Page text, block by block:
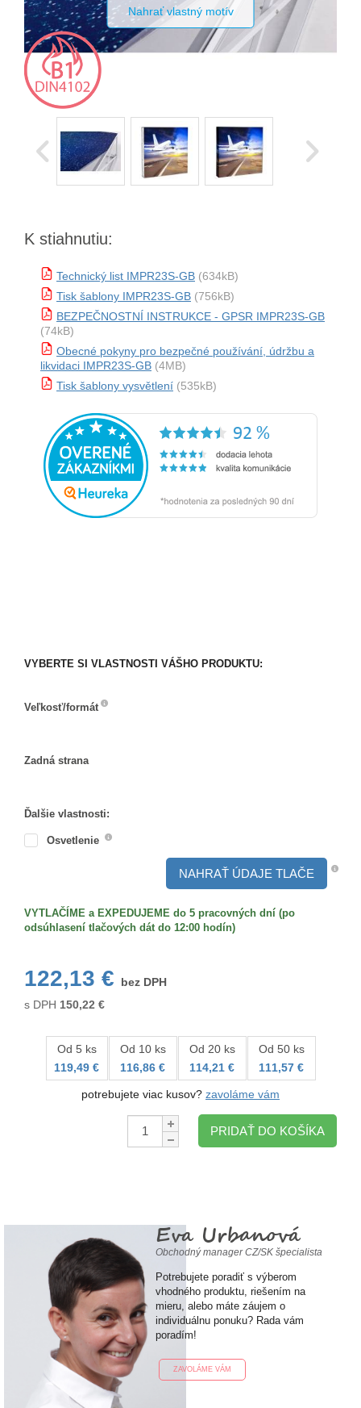
Nahrať vlastný motív
K stiahnutiu:
Technický list IMPR23S-GB (634kB)
Tisk šablony IMPR23S-GB (756kB)
BEZPEČNOSTNÍ INSTRUKCE - GPSR IMPR23S-GB
(74kB)
Obecné pokyny pro bezpečné používání, údržbu a
likvidaci IMPR23S-GB (4MB)
Tisk šablony vysvětlení (535kB)
VYBERTE SI VLASTNOSTI VÁŠHO PRODUKTU:
Veľkosť/formát
Zadná strana
strana
Ďalšie vlastnosti:
Osvetlenie
NAHRAŤ ÚDAJE TLAČE
VYTLAČÍME a EXPEDUJEME do 5 pracovných dní (po
odsúhlasení tlačových dát do 12:00 hodín)
122,13 €
bez DPH
s DPH 150,22 €
Od 5 ks
119,49 €
Od 10 ks
116,86 €
Od 20 ks
114,21 €
Od 50 ks
111,57 €
potrebujete viac kusov? zavoláme vám
Množstvo:
PRIDAŤ DO KOŠÍKA
Eva Urbanová
Obchodný manager CZ/SK špecialista
Potrebujete poradiť s výberom
vhodného produktu, riešením na
mieru, alebo máte záujem o
individuálnu ponuku? Rada vám
poradím!
ZAVOLÁME VÁM